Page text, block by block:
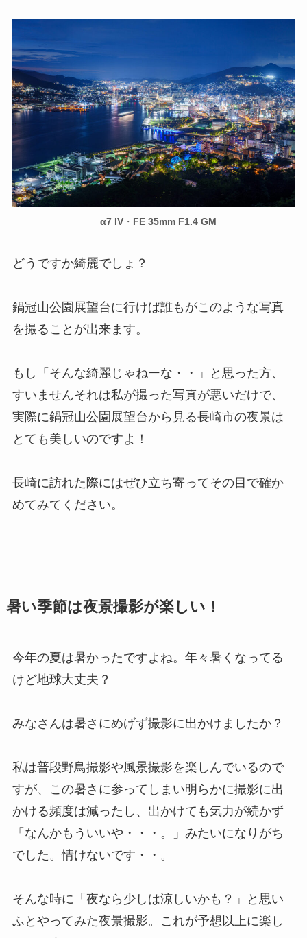
α7 IV ・ FE 35mm F1.4 GM
どうですか綺麗でしょ？
鍋冠山公園展望台に行けば誰もがこのような写真
を撮ることが出来ます。
もし「そんな綺麗じゃねーな・・」と思った方、
すいませんそれは私が撮った写真が悪いだけで、
実際に鍋冠山公園展望台から見る長崎市の夜景は
とても美しいのですよ！
長崎に訪れた際にはぜひ立ち寄ってその目で確か
めてみてください。
暑い季節は夜景撮影が楽しい！
今年の夏は暑かったですよね。年々暑くなってる
けど地球大丈夫？
みなさんは暑さにめげず撮影に出かけましたか？
私は普段野鳥撮影や風景撮影を楽しんでいるので
すが、この暑さに参ってしまい明らかに撮影に出
かける頻度は減ったし、出かけても気力が続かず
「なんかもういいや・・・。」みたいになりがち
でした。情けないです・・。
そんな時に「夜なら少しは涼しいかも？」と思い
ふとやってみた夜景撮影。これが予想以上に楽し